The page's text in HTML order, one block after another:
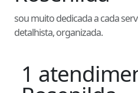
sou muito dedicada a cada
detalhista, organizada.
1